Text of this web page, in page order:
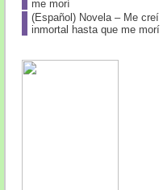
me morí
(Español) Novela – Me creí
inmortal hasta que me morí